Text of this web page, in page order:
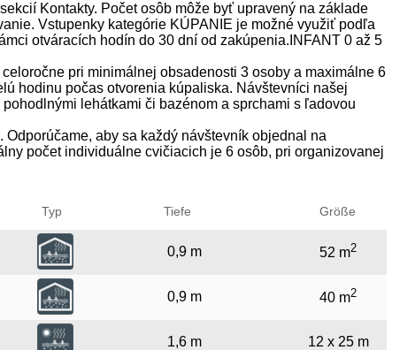
Kontakty. Počet osôb môže byť upravený na základe
Vstupenky kategórie KÚPANIE je možné využiť podľa
otváracích hodín do 30 dní od zakúpenia.INFANT 0 až 5
pri minimálnej obsadenosti 3 osoby a maximálne 6
hodinu počas otvorenia kúpaliska. Návštevníci našej
lehátkami či bazénom a sprchami s ľadovou
aby sa každý návštevník objednal na
počet individuálne cvičiacich je 6 osôb, pri organizovanej
Typ Tiefe Größe
0,9 m 52 m2
0,9 m 40 m2
1,6 m 12 x 25 m